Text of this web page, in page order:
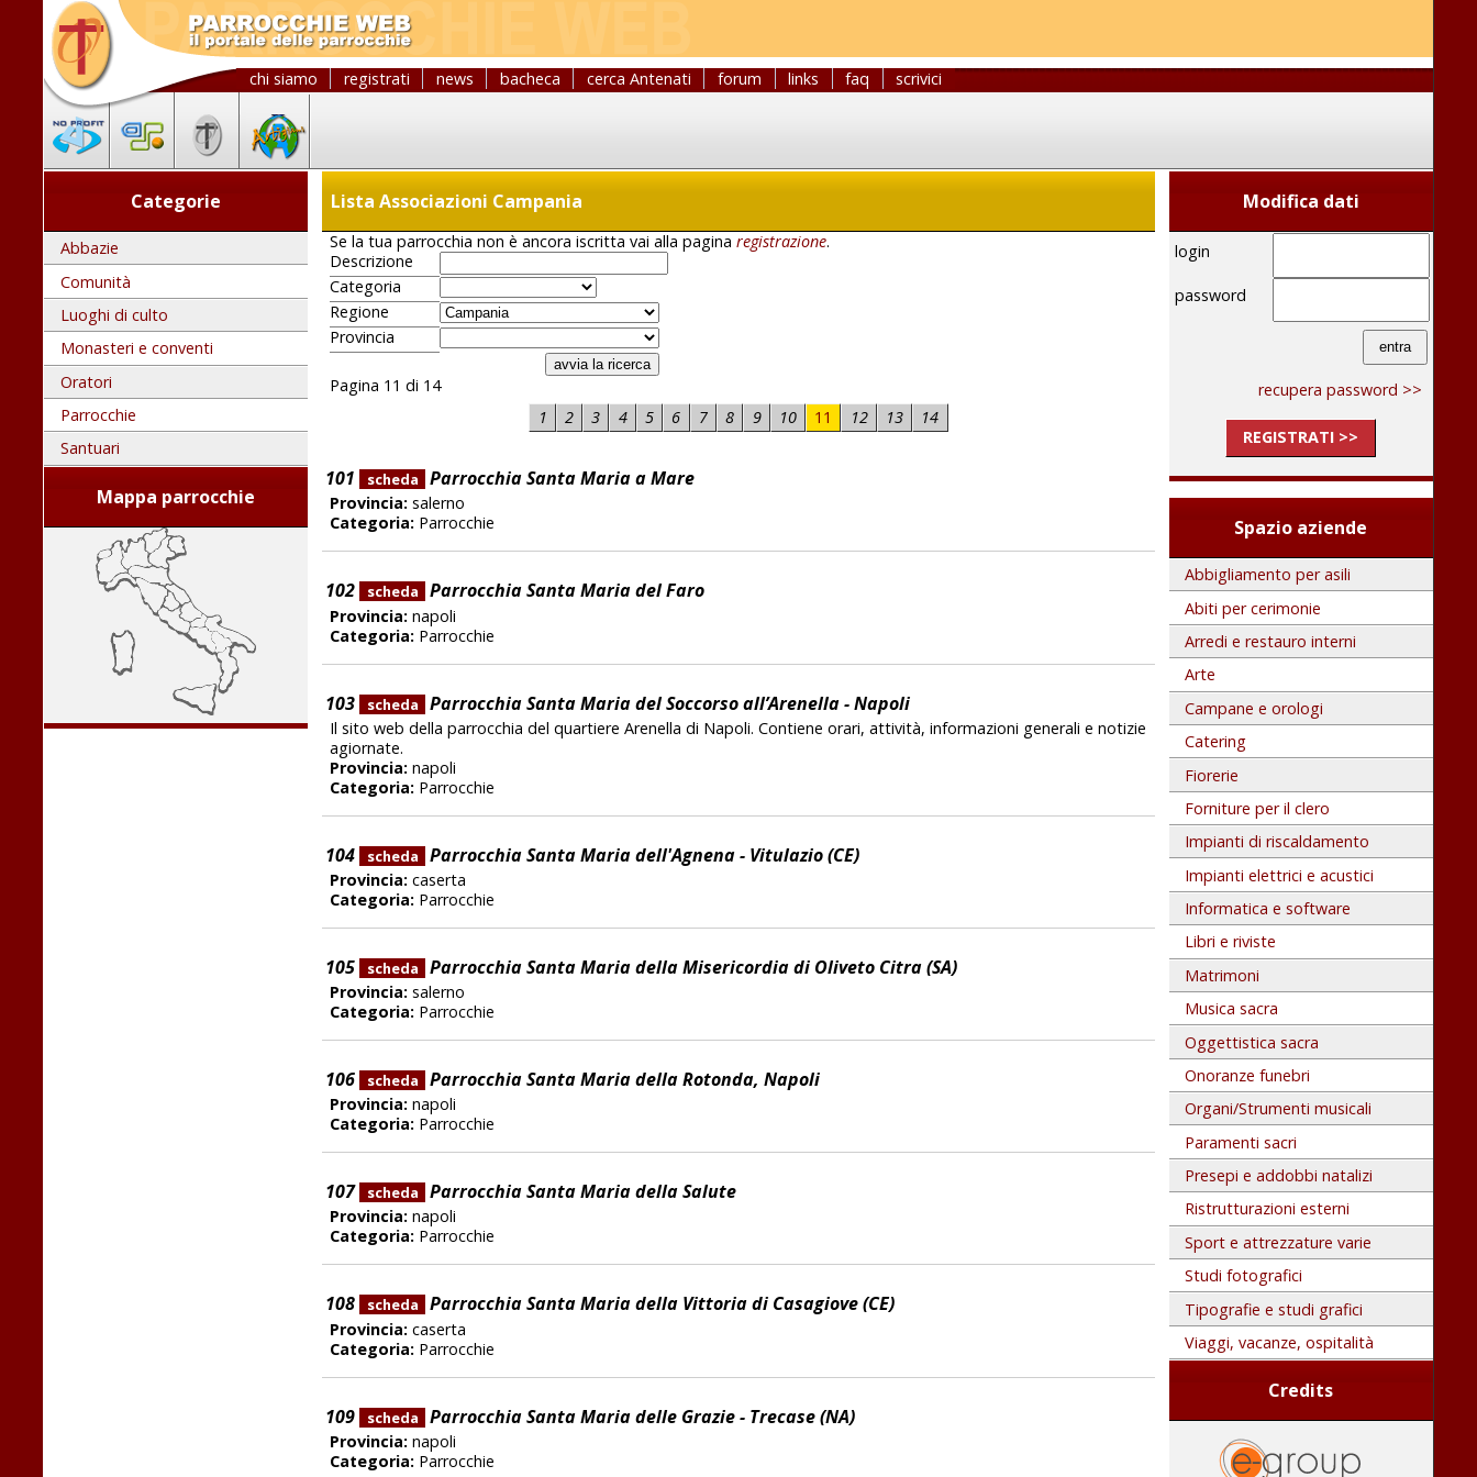
chi siamo registrati news bacheca cerca Antenati forum links faq scrivici
Categorie
Abbazie
Comunità
Luoghi di culto
Monasteri e conventi
Oratori
Parrocchie
Santuari
Mappa parrocchie
Lista Associazioni Campania
Se la tua parrocchia non è ancora iscritta vai alla paginaregistrazione.
Descrizione
Categoria
Regione
Provincia
Pagina 11 di 14
1
2 3 4 5 6 7 8 9 10 11 12 13 14
101 scheda Parrocchia Santa Maria a Mare
Provincia: salerno
Categoria: Parrocchie
102 scheda Parrocchia Santa Maria del Faro
Provincia: napoli
Categoria: Parrocchie
103 scheda Parrocchia Santa Maria del Soccorso all’Arenella - Napoli
Il sito web della parrocchia del quartiere Arenella di Napoli. Contiene orari, attività, informazioni generali e notizie
agiornate.
Provincia: napoli
Categoria: Parrocchie
104 scheda Parrocchia Santa Maria dell'Agnena - Vitulazio (CE)
Provincia: caserta
Categoria: Parrocchie
105 scheda Parrocchia Santa Maria della Misericordia di Oliveto Citra (SA)
Provincia: salerno
Categoria: Parrocchie
106 scheda Parrocchia Santa Maria della Rotonda, Napoli
Provincia: napoli
Categoria: Parrocchie
107 scheda Parrocchia Santa Maria della Salute
Provincia: napoli
Categoria: Parrocchie
108 scheda Parrocchia Santa Maria della Vittoria di Casagiove (CE)
Provincia: caserta
Categoria: Parrocchie
109 scheda Parrocchia Santa Maria delle Grazie - Trecase (NA)
Provincia: napoli
Categoria: Parrocchie
Modifica dati
login
password
recupera password >>
REGISTRATI >>
Spazio aziende
Abbigliamento per asili
Abiti per cerimonie
Arredi e restauro interni
Arte
Campane e orologi
Catering
Fiorerie
Forniture per il clero
Impianti di riscaldamento
Impianti elettrici e acustici
Informatica e software
Libri e riviste
Matrimoni
Musica sacra
Oggettistica sacra
Onoranze funebri
Organi/Strumenti musicali
Paramenti sacri
Presepi e addobbi natalizi
Ristrutturazioni esterni
Sport e attrezzature varie
Studi fotografici
Tipografie e studi grafici
Viaggi, vacanze, ospitalità
Credits